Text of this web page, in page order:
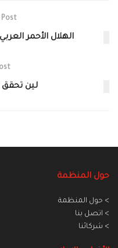
Post
الهلال الأحمر
لين تحقق
حول المنظمة
> حول المنظمة
> اتصل بنا
> شركائنا